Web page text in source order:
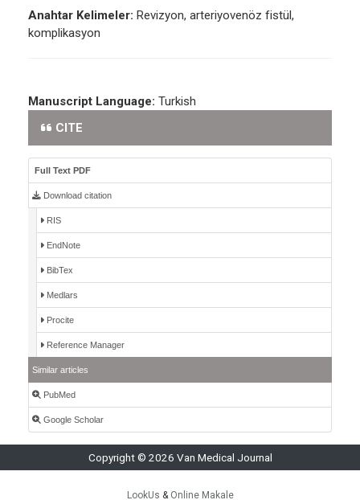
Anahtar Kelimeler: Revizyon, arteriyovenöz fistül,
komplikasyon
Manuscript Language: Turkish
CITE
Full Text PDF
Download citation
RIS
EndNote
BibTex
Medlars
Procite
Reference Manager
Similar articles
PubMed
Google Scholar
Copyright © 2026 Van Medical Journal
LookUs & Online Makale